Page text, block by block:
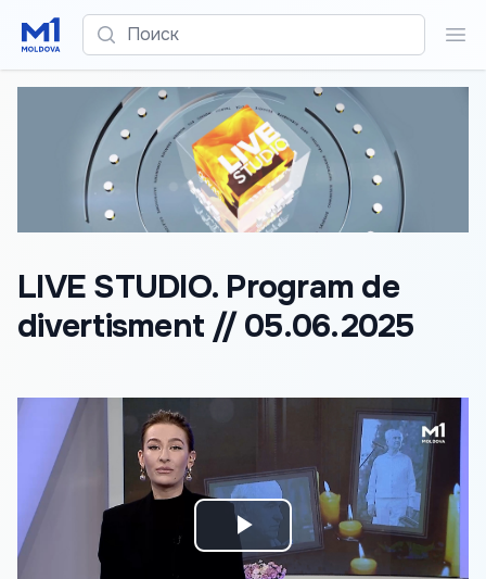
Поиск
LIVE STUDIO. Program de
divertisment // 05.06.2025
Play